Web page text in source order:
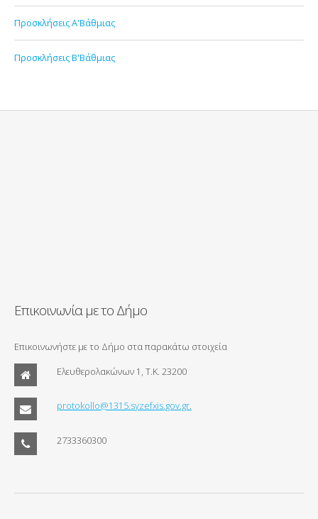
Προσκλήσεις Α'Βάθμιας
Προσκλήσεις Β'Βάθμιας
Επικοινωνία με το Δήμο
Επικοινωνήστε με το Δήμο στα παρακάτω στοιχεία
Ελευθερολακώνων 1, Τ.Κ. 23200
protokollo@1315.syzefxis.gov.gr.
2733360300